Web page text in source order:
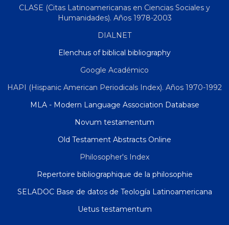
CLASE (Citas Latinoamericanas en Ciencias Sociales y
Humanidades). Años 1978-2003
DIALNET
Elenchus of biblical bibliography
Google Académico
HAPI (Hispanic American Periodicals Index). Años 1970-1992
MLA - Modern Language Association Database
Novum testamentum
Old Testament Abstracts Online
Philosopher's Index
Repertoire bibliographique de la philosophie
SELADOC Base de datos de Teología Latinoamericana
Uetus testamentum